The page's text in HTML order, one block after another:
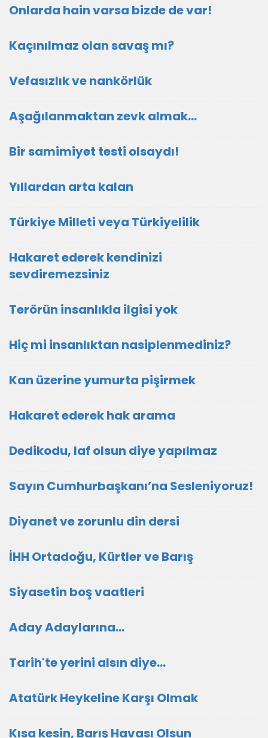
Onlarda hain varsa bizde de var!
Kaçınılmaz olan savaş mı?
Vefasızlık ve nankörlük
Aşağılanmaktan zevk almak…
Bir samimiyet testi olsaydı!
Yıllardan arta kalan
Türkiye Milleti veya Türkiyelilik
Hakaret ederek kendinizi
sevdiremezsiniz
Terörün insanlıkla ilgisi yok
Hiç mi insanlıktan nasiplenmediniz?
Kan üzerine yumurta pişirmek
Hakaret ederek hak arama
Dedikodu, laf olsun diye yapılmaz
Sayın Cumhurbaşkanı’na Sesleniyoruz!
Diyanet ve zorunlu din dersi
İHH Ortadoğu, Kürtler ve Barış
Siyasetin boş vaatleri
Aday Adaylarına…
Tarih'te yerini alsın diye...
Atatürk Heykeline Karşı Olmak
Kısa kesin, Barış Havası Olsun